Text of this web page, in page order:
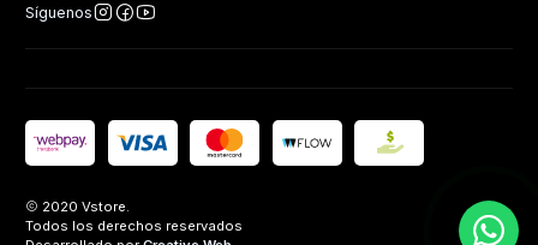
Síguenos
2020 Vstore.
Todos los derechos reservados